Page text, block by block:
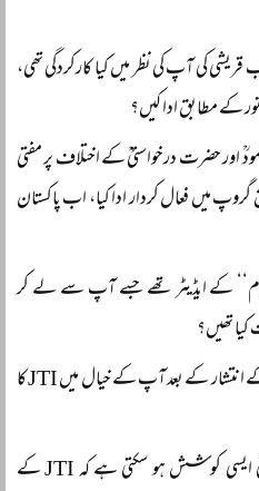
اسلوب قریشی کی آپ کی نظر میں کیا کارکردگی تھی،
کے مطابق ادا کیں؟
محمودؒ اور حضرت درخواستیؒ کے اختلاف پر مفتی
گروپ میں فعال کردار ادا کیا، اب پاکستان
اسلام‘‘ کے ایڈیٹر تھے جسے آپ سے لے کر
سوال نمبر ۱۸۔ 1976ء میں JTI کے انتشار کے بعد آپ کے خیال میں JTI کا
سوال نمبر ۱۹۔ کیا مستقبل میں کوئی ایسی کوشش ہو سکتی ہے کہ JTI کے